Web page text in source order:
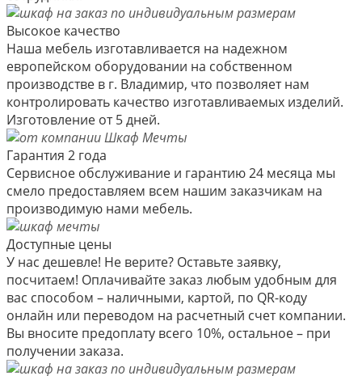
Высокое качество
Наша мебель изготавливается на надежном
европейском оборудовании на собственном
производстве в г. Владимир, что позволяет нам
контролировать качество изготавливаемых изделий.
Изготовление от 5 дней.
Гарантия 2 года
Сервисное обслуживание и гарантию 24 месяца мы
смело предоставляем всем нашим заказчикам на
производимую нами мебель.
Доступные цены
У нас дешевле! Не верите? Оставьте заявку,
посчитаем! Оплачивайте заказ любым удобным для
вас способом – наличными, картой, по QR-коду
онлайн или переводом на расчетный счет компании.
Вы вносите предоплату всего 10%, остальное – при
получении заказа.